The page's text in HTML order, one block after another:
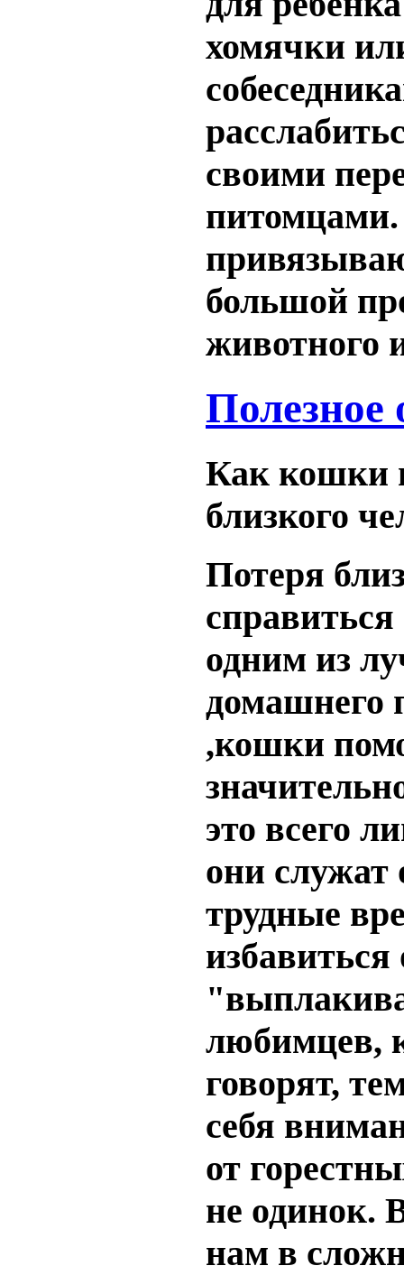
хомячки
своими
питомцами.
большой
животного
Как кошки
близкого
Потеря
одним из
домашнего
,кошки
это всего
они служат
трудные
любимцев,
говорят,
себя
от
не одинок.
нам в